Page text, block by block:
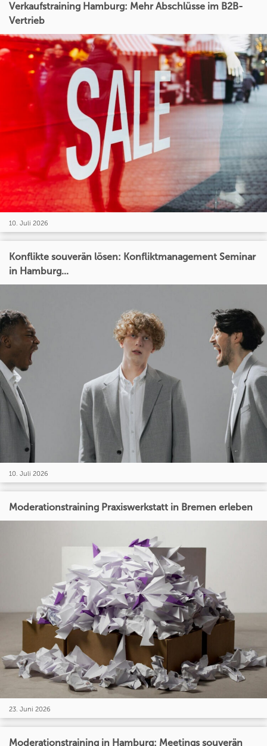
Verkaufstraining Hamburg: Mehr Abschlüsse im B2B-
Vertrieb
10. Juli 2026
Konflikte souverän lösen: Konfliktmanagement Seminar
in Hamburg...
10. Juli 2026
Moderationstraining Praxiswerkstatt in Bremen erleben
23. Juni 2026
Moderationstraining in Hamburg: Meetings souverän